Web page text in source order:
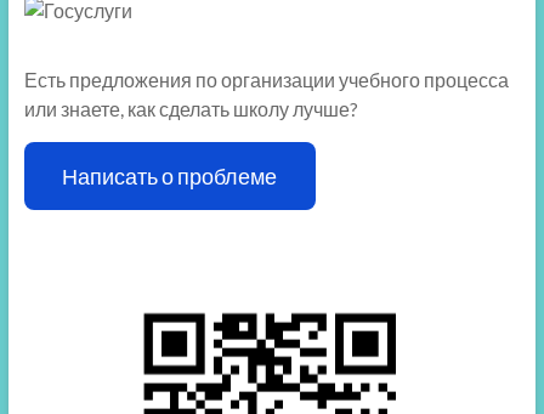
Есть предложения по организации учебного процесса
или знаете, как сделать школу лучше?
Написать о проблеме